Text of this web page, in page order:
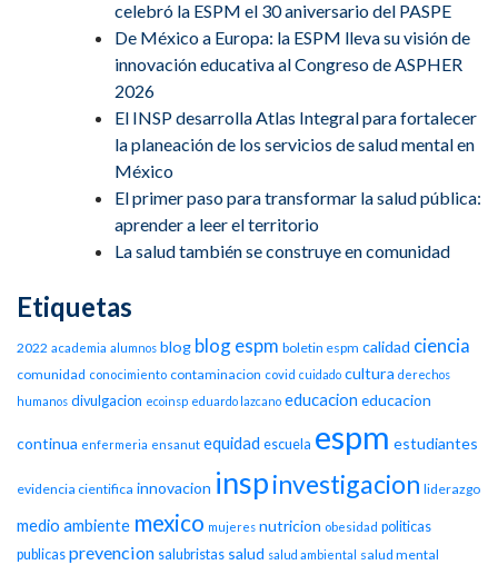
celebró la ESPM el 30 aniversario del PASPE
De México a Europa: la ESPM lleva su visión de
innovación educativa al Congreso de ASPHER
2026
El INSP desarrolla Atlas Integral para fortalecer
la planeación de los servicios de salud mental en
México
El primer paso para transformar la salud pública:
aprender a leer el territorio
La salud también se construye en comunidad
Etiquetas
2022 academia alumnos blog blog espm boletin espm calidad ciencia
comunidad conocimiento contaminacion covid cuidado cultura derechos
humanos divulgacion ecoinsp eduardo lazcano educacion educacion
continua enfermeria ensanut equidad escuela espm estudiantes
evidencia cientifica innovacion inspinvestigacion liderazgo
medio ambiente mexico mujeres nutricion obesidad politicas
publicas prevencion salubristas salud salud ambiental salud mental